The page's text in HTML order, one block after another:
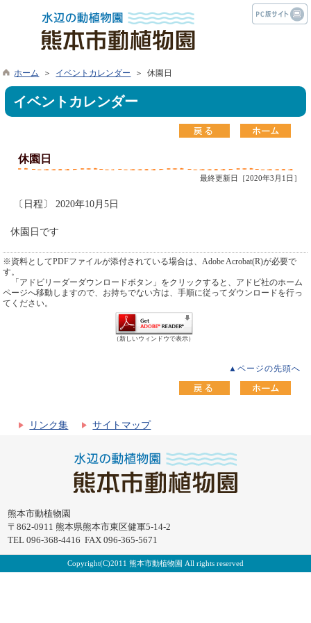
ホーム ＞ イベントカレンダー ＞ 休園日
イベントカレンダー
休園日
最終更新日［2020年3月1日］
〔日程〕 2020年10月5日
休園日です
※資料としてPDFファイルが添付されている場合は、Adobe Acrobat(R)が必要で
す。
「アドビリーダーダウンロードボタン」をクリックすると、アドビ社のホーム
ページへ移動しますので、お持ちでない方は、手順に従ってダウンロードを行っ
てください。
（新しいウィンドウで表示）
▲ページの先頭へ
リンク集 サイトマップ
熊本市動植物園
〒862-0911 熊本県熊本市東区健軍5-14-2
TEL 096-368-4416 FAX 096-365-5671
Copyright(C)2011 熊本市動植物園 All rights reserved